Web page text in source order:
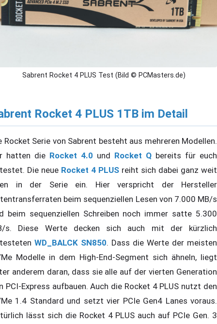
Sabrent Rocket 4 PLUS Test (Bild © PCMasters.de)
Rocket 4 PLUS 1TB im Detail
Rocket Serie von Sabrent besteht aus mehreren Modellen.
hatten die Rocket 4.0 und Rocket Q bereits für euch
Die neue Rocket 4 PLUS reiht sich dabei ganz weit
in der Serie ein. Hier verspricht der Hersteller
beim sequenziellen Lesen von 7.000 MB/s
beim sequenziellen Schreiben noch immer satte 5.300
s. Diese Werte decken sich auch mit der kürzlich
WD_BALCK SN850. Dass die Werte der meisten
Modelle in dem High-End-Segment sich ähneln, liegt
anderem daran, dass sie alle auf der vierten Generation
PCI-Express aufbauen. Auch die Rocket 4 PLUS nutzt den
1.4 Standard und setzt vier PCIe Gen4 Lanes voraus.
lässt sich die Rocket 4 PLUS auch auf PCIe Gen. 3